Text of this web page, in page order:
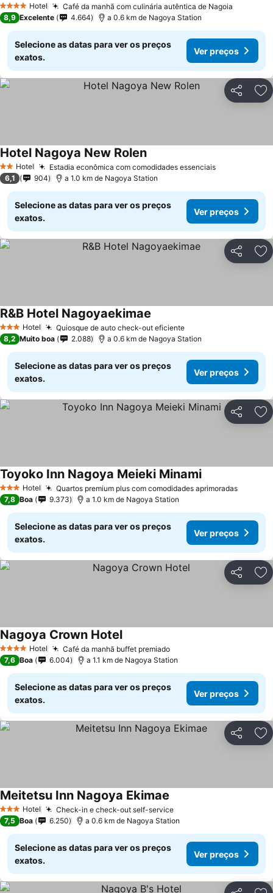
4 EstrelasHotel Café da manhã com culinária autêntica de Nagoia
8,9 Excelente 4.664 a 0.6 km de Nagoya Station
Selecione as datas para ver os preços
exatos.
Ver preços
Partilhar
2 Estrelas
Hotel Estadia econômica com comodidades essenciais
Hotel Nagoya New Rolen
6,1 904 a 1.0 km de Nagoya Station
Selecione as datas para ver os preços
exatos.
Ver preços
Partilhar
3 EstrelasHotel Quiosque de auto check-out eficiente
R&B Hotel Nagoyaekimae
8,2 Muito boa 2.088 a 0.6 km de Nagoya Station
Selecione as datas para ver os preços
exatos.
Ver preços
Partilhar
3 EstrelasHotel Quartos premium plus com comodidades aprimoradas
Toyoko Inn Nagoya Meieki Minami
7,8 Boa 9.373 a 1.0 km de Nagoya Station
Selecione as datas para ver os preços
exatos.
Ver preços
Partilhar
4 EstrelasHotel Café da manhã buffet premiado
Nagoya Crown Hotel
7,6 Boa 6.004 a 1.1 km de Nagoya Station
Selecione as datas para ver os preços
exatos.
Ver preços
Partilhar
3 EstrelasHotel Check-in e check-out self-service
Meitetsu Inn Nagoya Ekimae
7,5 Boa 6.250 a 0.6 km de Nagoya Station
Selecione as datas para ver os preços
exatos.
Ver preços